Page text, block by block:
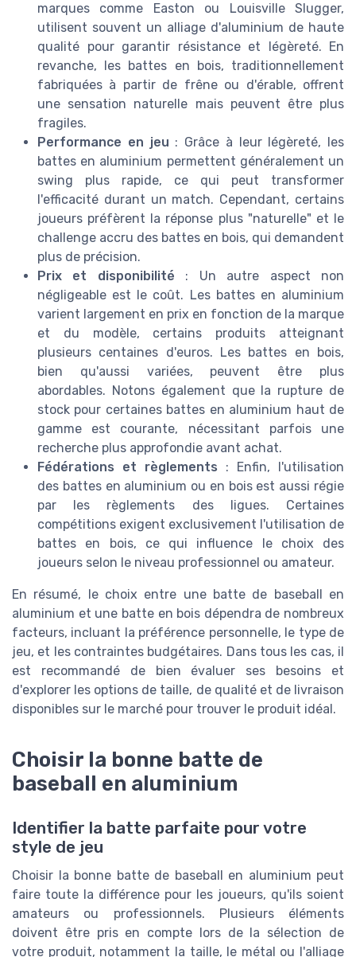
marques comme Easton ou Louisville Slugger,
utilisent souvent un alliage d'aluminium de haute
qualité pour garantir résistance et légèreté. En
revanche, les battes en bois, traditionnellement
fabriquées à partir de frêne ou d'érable, offrent
une sensation naturelle mais peuvent être plus
fragiles.
Performance en jeu : Grâce à leur légèreté, les
battes en aluminium permettent généralement un
swing plus rapide, ce qui peut transformer
l'efficacité durant un match. Cependant, certains
joueurs préfèrent la réponse plus "naturelle" et le
challenge accru des battes en bois, qui demandent
plus de précision.
Prix et disponibilité : Un autre aspect non
négligeable est le coût. Les battes en aluminium
varient largement en prix en fonction de la marque
et du modèle, certains produits atteignant
plusieurs centaines d'euros. Les battes en bois,
bien qu'aussi variées, peuvent être plus
abordables. Notons également que la rupture de
stock pour certaines battes en aluminium haut de
gamme est courante, nécessitant parfois une
recherche plus approfondie avant achat.
Fédérations et règlements : Enfin, l'utilisation
des battes en aluminium ou en bois est aussi régie
par les règlements des ligues. Certaines
compétitions exigent exclusivement l'utilisation de
battes en bois, ce qui influence le choix des
joueurs selon le niveau professionnel ou amateur.
En résumé, le choix entre une batte de baseball en
aluminium et une batte en bois dépendra de nombreux
facteurs, incluant la préférence personnelle, le type de
jeu, et les contraintes budgétaires. Dans tous les cas, il
est recommandé de bien évaluer ses besoins et
d'explorer les options de taille, de qualité et de livraison
disponibles sur le marché pour trouver le produit idéal.
Choisir la bonne batte de
baseball en aluminium
Identifier la batte parfaite pour votre
style de jeu
Choisir la bonne batte de baseball en aluminium peut
faire toute la différence pour les joueurs, qu'ils soient
amateurs ou professionnels. Plusieurs éléments
doivent être pris en compte lors de la sélection de
votre produit, notamment la taille, le métal ou l'alliage